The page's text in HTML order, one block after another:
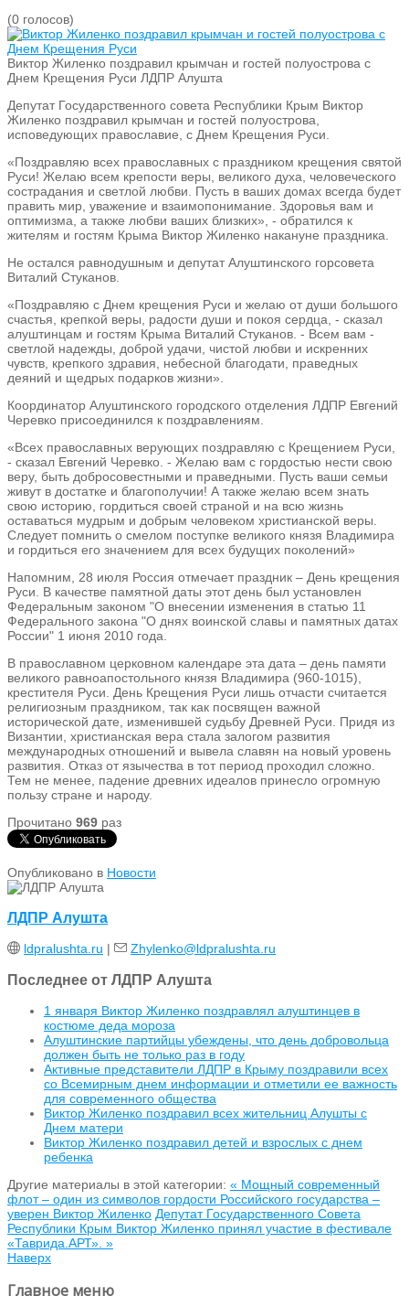
(0 голосов)
Виктор Жиленко поздравил крымчан и гостей полуострова с
Днем Крещения Руси ЛДПР Алушта
Депутат Государственного совета Республики Крым Виктор
Жиленко поздравил крымчан и гостей полуострова,
исповедующих православие, с Днем Крещения Руси.
«Поздравляю всех православных с праздником крещения святой
Руси! Желаю всем крепости веры, великого духа, человеческого
сострадания и светлой любви. Пусть в ваших домах всегда будет
править мир, уважение и взаимопонимание. Здоровья вам и
оптимизма, а также любви ваших близких», - обратился к
жителям и гостям Крыма Виктор Жиленко накануне праздника.
Не остался равнодушным и депутат Алуштинского горсовета
Виталий Стуканов.
«Поздравляю с Днем крещения Руси и желаю от души большого
счастья, крепкой веры, радости души и покоя сердца, - сказал
алуштинцам и гостям Крыма Виталий Стуканов. - Всем вам -
светлой надежды, доброй удачи, чистой любви и искренних
чувств, крепкого здравия, небесной благодати, праведных
деяний и щедрых подарков жизни».
Координатор Алуштинского городского отделения ЛДПР Евгений
Черевко присоединился к поздравлениям.
«Всех православных верующих поздравляю с Крещением Руси,
- сказал Евгений Черевко. - Желаю вам с гордостью нести свою
веру, быть добросовестными и праведными. Пусть ваши семьи
живут в достатке и благополучии! А также желаю всем знать
свою историю, гордиться своей страной и на всю жизнь
оставаться мудрым и добрым человеком христианской веры.
Следует помнить о смелом поступке великого князя Владимира
и гордиться его значением для всех будущих поколений»
Напомним, 28 июля Россия отмечает праздник – День крещения
Руси. В качестве памятной даты этот день был установлен
Федеральным законом "О внесении изменения в статью 11
Федерального закона "О днях воинской славы и памятных датах
России" 1 июня 2010 года.
В православном церковном календаре эта дата – день памяти
великого равноапостольного князя Владимира (960-1015),
крестителя Руси. День Крещения Руси лишь отчасти считается
религиозным праздником, так как посвящен важной
исторической дате, изменившей судьбу Древней Руси. Придя из
Византии, христианская вера стала залогом развития
международных отношений и вывела славян на новый уровень
развития. Отказ от язычества в тот период проходил сложно.
Тем не менее, падение древних идеалов принесло огромную
пользу стране и народу.
Прочитано 969 раз
Опубликовано в Новости
ЛДПР Алушта
ldpralushta.ru | Zhylenko@ldpralushta.ru
Последнее от ЛДПР Алушта
1 января Виктор Жиленко поздравлял алуштинцев в
костюме деда мороза
Алуштинские партийцы убеждены, что день добровольца
должен быть не только раз в году
Активные представители ЛДПР в Крыму поздравили всех
со Всемирным днем информации и отметили ее важность
для современного общества
Виктор Жиленко поздравил всех жительниц Алушты с
Днем матери
Виктор Жиленко поздравил детей и взрослых с днем
ребенка
Другие материалы в этой категории: « Мощный современный
флот – один из символов гордости Российского государства –
уверен Виктор Жиленко Депутат Государственного Совета
Республики Крым Виктор Жиленко принял участие в фестивале
«Таврида.АРТ». »
Наверх
Главное меню